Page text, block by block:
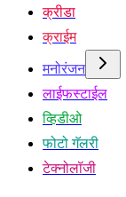
क्रीडा
क्राईम
मनोरंजन
लाईफस्टाईल
व्हिडीओ
फोटो गॅलरी
टेक्नोलॉजी